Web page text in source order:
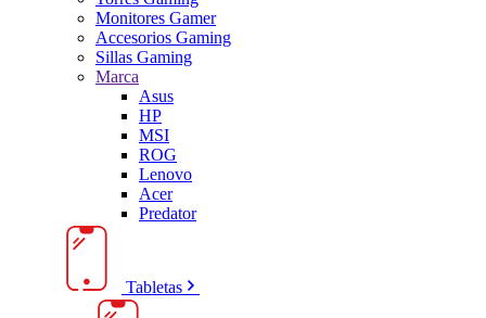
Monitores Gamer
Accesorios Gaming
Sillas Gaming
Marca
Asus
HP
MSI
ROG
Lenovo
Acer
Predator
Tabletas